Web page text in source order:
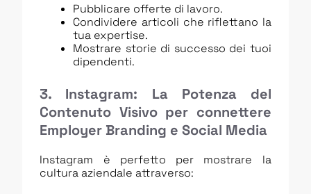
Pubblicare offerte di lavoro.
Condividere articoli che riflettano la
tua expertise.
Mostrare storie di successo dei tuoi
dipendenti.
3. Instagram: La Potenza del
Contenuto Visivo per connettere
Employer Branding e Social Media
Instagram è perfetto per mostrare la
cultura aziendale attraverso: